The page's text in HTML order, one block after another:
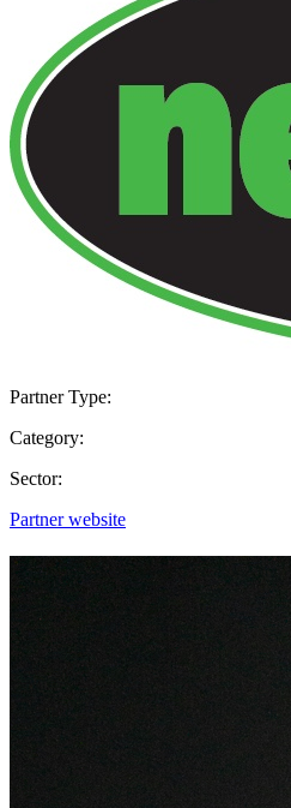
Partner Type:
Category:
Sector:
Partner website